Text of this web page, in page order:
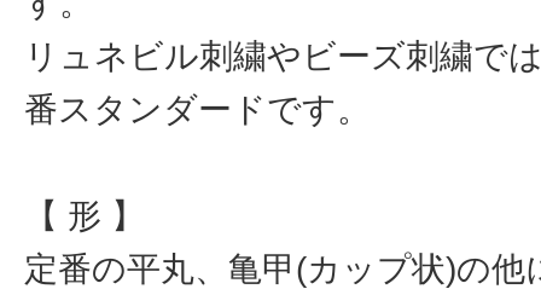
リュネビル刺繍やビーズ刺繍で
番スタンダードです。
【 形 】
定番の平丸、亀甲(カップ状)の